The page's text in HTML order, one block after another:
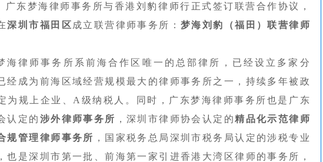
广东梦海律师事务所与香港刘豹律师行正式签订联营合作协议，
深圳市福田区 成立联营律师事务所：梦海刘豹（福田）联营律师
海律师事务所系前海合作区唯一的总部律所，已经设立多家分
经成为前海区域经营规模最大的律师事务所之一，持续多年被政
为规上企业、A级纳税人。同时，广东梦海律师事务所也是广东
认定的 涉外律师事务所 ，深圳市律师协会认定的精品化示范律师
规管理律师事务所 ，国家税务总局深圳市税务局认定的涉税专业
也是深圳市第一批、前海第一家引进香港大湾区律师的事务所，